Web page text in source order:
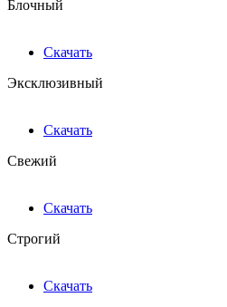
Блочный
Скачать
Эксклюзивный
Скачать
Свежий
Скачать
Строгий
Скачать